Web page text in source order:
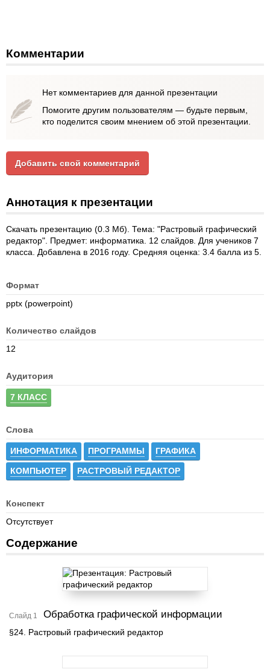
Комментарии
Нет комментариев для данной презентации
Помогите другим пользователям — будьте первым,
кто поделится своим мнением об этой презентации.
Добавить свой комментарий
Аннотация к презентации
Скачать презентацию (0.3 Мб). Тема: "Растровый графический
редактор". Предмет: информатика. 12 слайдов. Для учеников 7
класса. Добавлена в 2016 году. Средняя оценка: 3.4 балла из 5.
Формат
pptx (powerpoint)
Количество слайдов
12
Аудитория
7 КЛАСС
Слова
ИНФОРМАТИКА ПРОГРАММЫ ГРАФИКА
КОМПЬЮТЕР РАСТРОВЫЙ РЕДАКТОР
Конспект
Отсутствует
Содержание
Слайд 1 Обработка графической информации
§24. Растровый графический редактор